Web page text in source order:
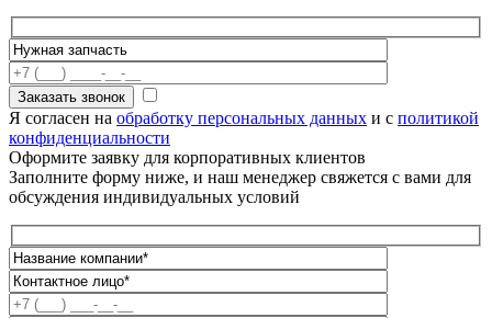
Я согласен на обработку персональных данных и с политикой
конфиденциальности
Оформите заявку для корпоративных клиентов
Заполните форму ниже, и наш менеджер свяжется с вами для
обсуждения индивидуальных условий